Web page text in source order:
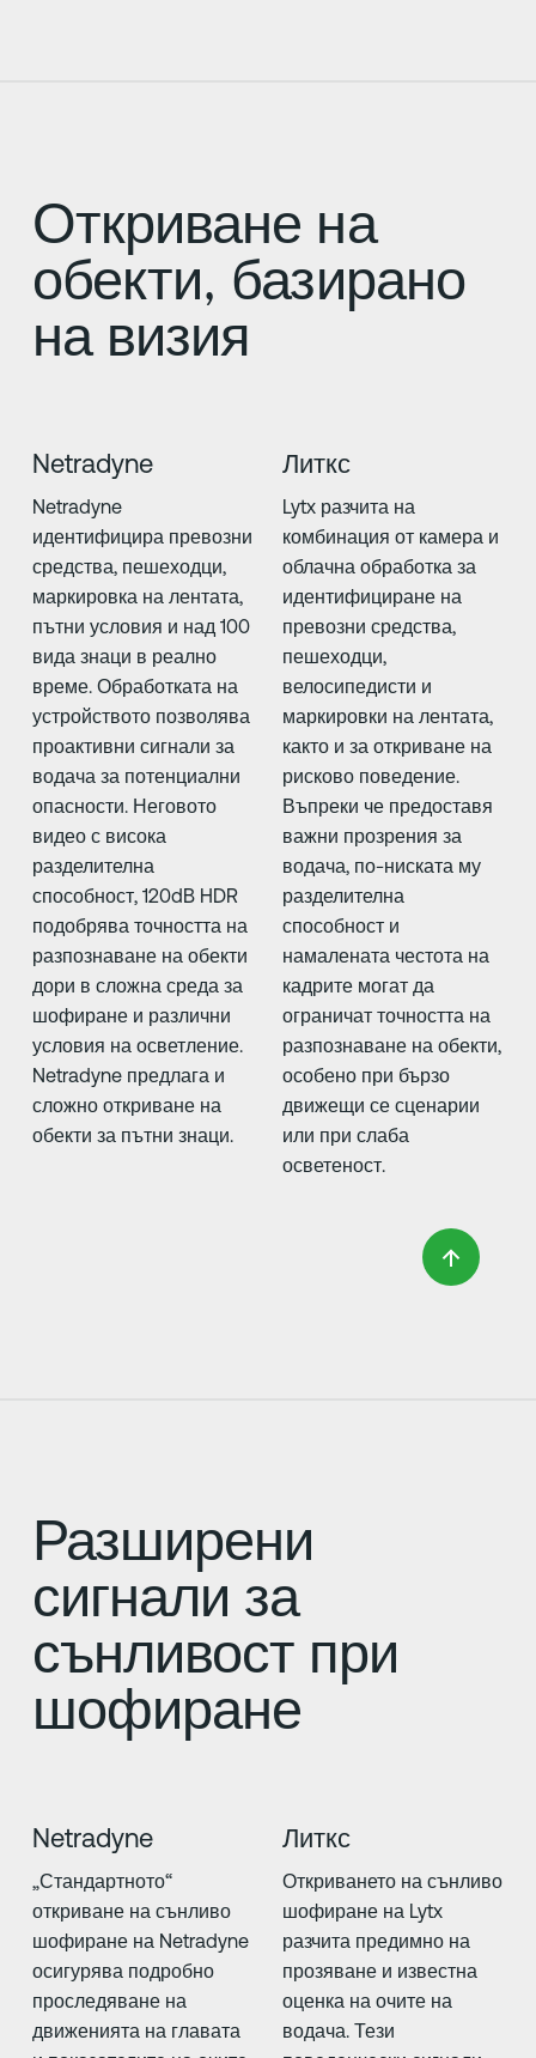
Откриване на
обекти, базирано
на визия
Netradyne
Netradyne
идентифицира превозни
средства, пешеходци,
маркировка на лентата,
пътни условия и над 100
вида знаци в реално
време. Обработката на
устройството позволява
проактивни сигнали за
водача за потенциални
опасности. Неговото
видео с висока
разделителна
способност, 120dB HDR
подобрява точността на
разпознаване на обекти
дори в сложна среда за
шофиране и различни
условия на осветление.
Netradyne предлага и
сложно откриване на
обекти за пътни знаци.
Литкс
Lytx разчита на
комбинация от камера и
облачна обработка за
идентифициране на
превозни средства,
пешеходци,
велосипедисти и
маркировки на лентата,
както и за откриване на
рисково поведение.
Въпреки че предоставя
важни прозрения за
водача, по-ниската му
разделителна
способност и
намалената честота на
кадрите могат да
ограничат точността на
разпознаване на обекти,
особено при бързо
движещи се сценарии
или при слаба
осветеност.
Разширени
сигнали за
сънливост при
шофиране
Netradyne
„Стандартното“
откриване на сънливо
шофиране на Netradyne
осигурява подробно
проследяване на
движенията на главата
Литкс
Откриването на сънливо
шофиране на Lytx
разчита предимно на
прозяване и известна
оценка на очите на
водача. Тези